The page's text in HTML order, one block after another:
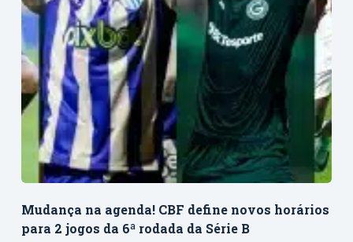
Mudança na agenda! CBF define novos horários
para 2 jogos da 6ª rodada da Série B